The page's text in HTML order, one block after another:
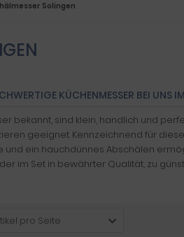
Solingen
KÜCHENMESSER BEI UNS
bekannt, sind klein, handlich und
geeignet. Kennzeichnend für
ein hauchdünnes Abschälen
im Set in bewährter Qualität, zu
pro Seite